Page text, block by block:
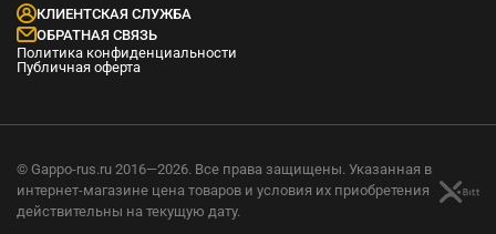
КЛИЕНТСКАЯ СЛУЖБА
ОБРАТНАЯ СВЯЗЬ
Политика конфиденциальности
Публичная оферта
© Gappo-rus.ru 2016—2026. Все права защищены. Указанная в
интернет-магазине цена товаров и условия их приобретения
действительны на текущую дату.